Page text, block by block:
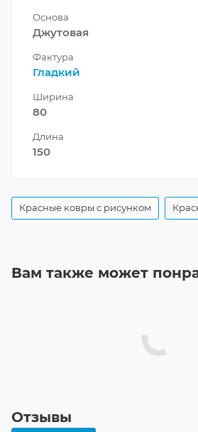
Основа
Джутовая
Фактура
Гладкий
Ширина
80
Длина
150
Красные ковры с рисунком
Вам также может
Отзывы